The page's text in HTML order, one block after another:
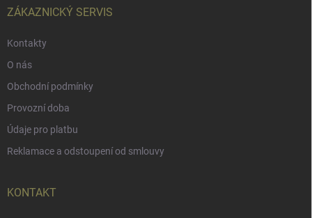
ZÁKAZNICKÝ SERVIS
Kontakty
O nás
Obchodní podmínky
Provozní doba
Údaje pro platbu
Reklamace a odstoupení od smlouvy
KONTAKT